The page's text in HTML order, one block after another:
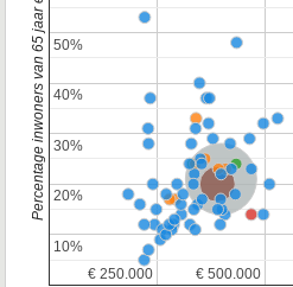
Nederland
Provincie Zuid-Holland
€ 250.000
€ 250.000 € 500.000
€ 500.000
10%
10%
20%
20%
30%
30%
40%
40%
50%
50%
Percentage inwoners van 65 jaar en ouder